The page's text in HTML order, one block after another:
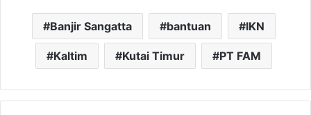
Banjir Sangatta bantuan IKN
Kaltim Kutai Timur PT FAM